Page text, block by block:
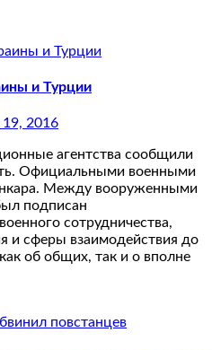
и Турции
19, 2016
агентства сообщили
Официальными военными
Между вооруженными
подписан
сотрудничества,
и сферы взаимодействия до
об общих, так и о вполне